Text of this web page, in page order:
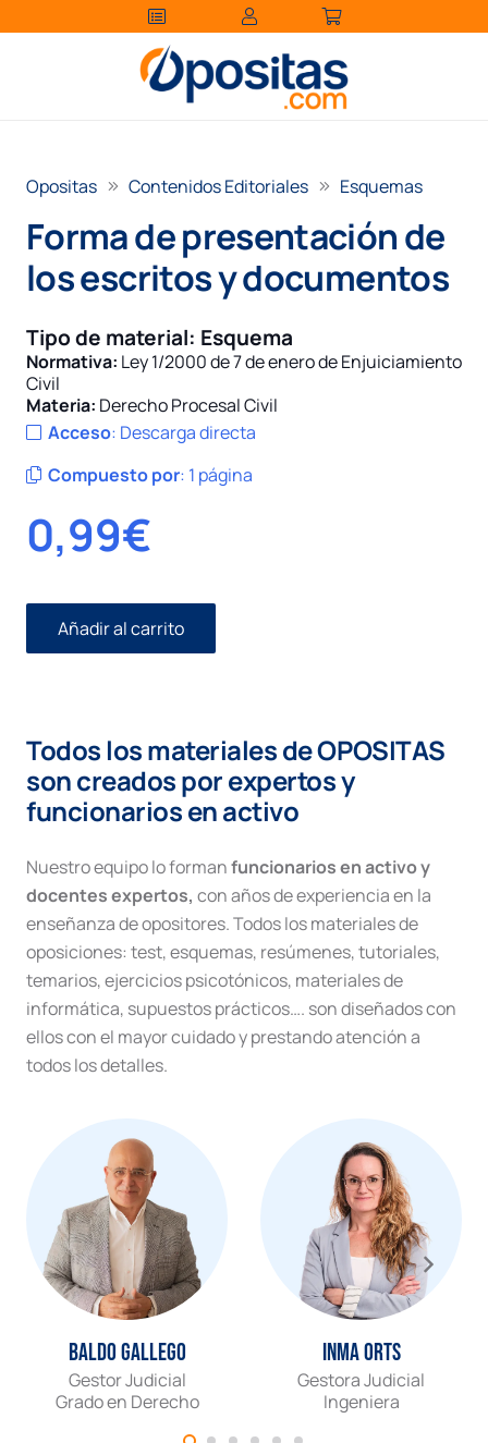
Opositas Contenidos Editoriales Esquemas
Forma de presentación de
los escritos y documentos
Tipo de material: Esquema
Normativa: Ley 1/2000 de 7 de enero de Enjuiciamiento
Civil
Materia: Derecho Procesal Civil
Acceso: Descarga directa
Compuesto por: 1 página
0,99€
Forma
de
escritos
documentos
cantidad
Añadir al carrito
Todos los materiales de OPOSITAS
son creados por expertos y
funcionarios en activo
Nuestro equipo lo formanfuncionarios en activo y
docentes expertos, con años de experiencia en la
enseñanza de opositores. Todos los materiales de
oposiciones: test, esquemas, resúmenes, tutoriales,
temarios, ejercicios psicotónicos, materiales de
informática, supuestos prácticos…. son diseñados con
ellos con el mayor cuidado y prestando atención a
todos los detalles.
Baldo Gallego
Gestor Judicial
Grado en Derecho
Inma Orts
Gestora Judicial
Ingeniera